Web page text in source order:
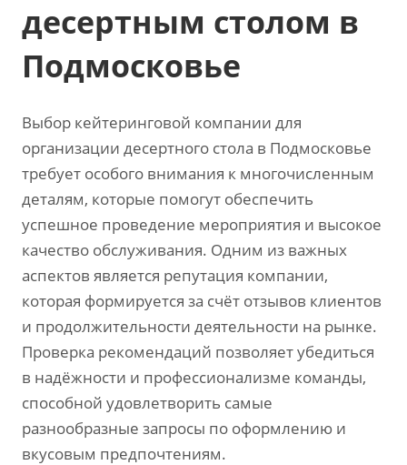
десертным столом в
Подмосковье
Выбор кейтеринговой компании для
организации десертного стола в Подмосковье
требует особого внимания к многочисленным
деталям‚ которые помогут обеспечить
успешное проведение мероприятия и высокое
качество обслуживания. Одним из важных
аспектов является репутация компании‚
которая формируется за счёт отзывов клиентов
и продолжительности деятельности на рынке.
Проверка рекомендаций позволяет убедиться
в надёжности и профессионализме команды‚
способной удовлетворить самые
разнообразные запросы по оформлению и
вкусовым предпочтениям.